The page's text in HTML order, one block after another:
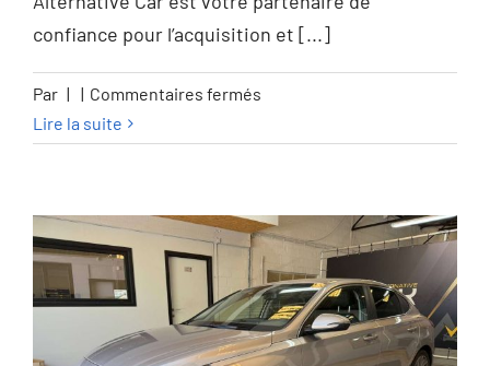
confiance pour l’acquisition et [...]
Par | | Commentaires fermés
Berlingo
BlueHDi
–
GARANTIE
12M
Lire la suite